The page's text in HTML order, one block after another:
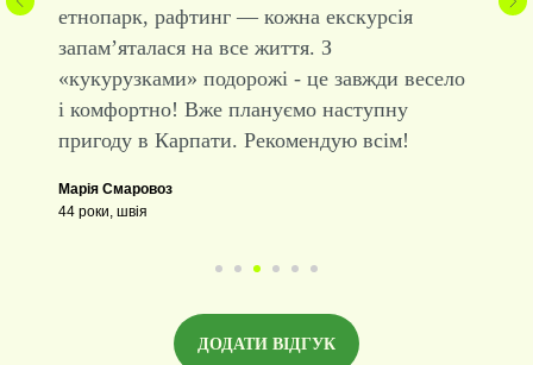
етнопарк, рафтинг — кожна екскурсія
запам’яталася на все життя. З
«кукурузками» подорожі - це завжди весело
і комфортно! Вже плануємо наступну
пригоду в Карпати. Рекомендую всім!
Марія Смаровоз
44 роки, швія
ДОДАТИ ВІДГУК